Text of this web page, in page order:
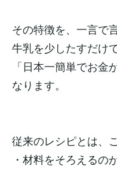
その特徴を、一言で
牛乳を少したすだけ
「日本一簡単でお金
なります。
従来のレシピとは、
・材料をそろえるの